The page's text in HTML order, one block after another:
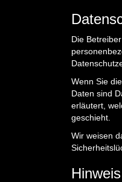
Die
Wenn Sie
Daten sind
erläutert,
geschieht.
Wir weisen